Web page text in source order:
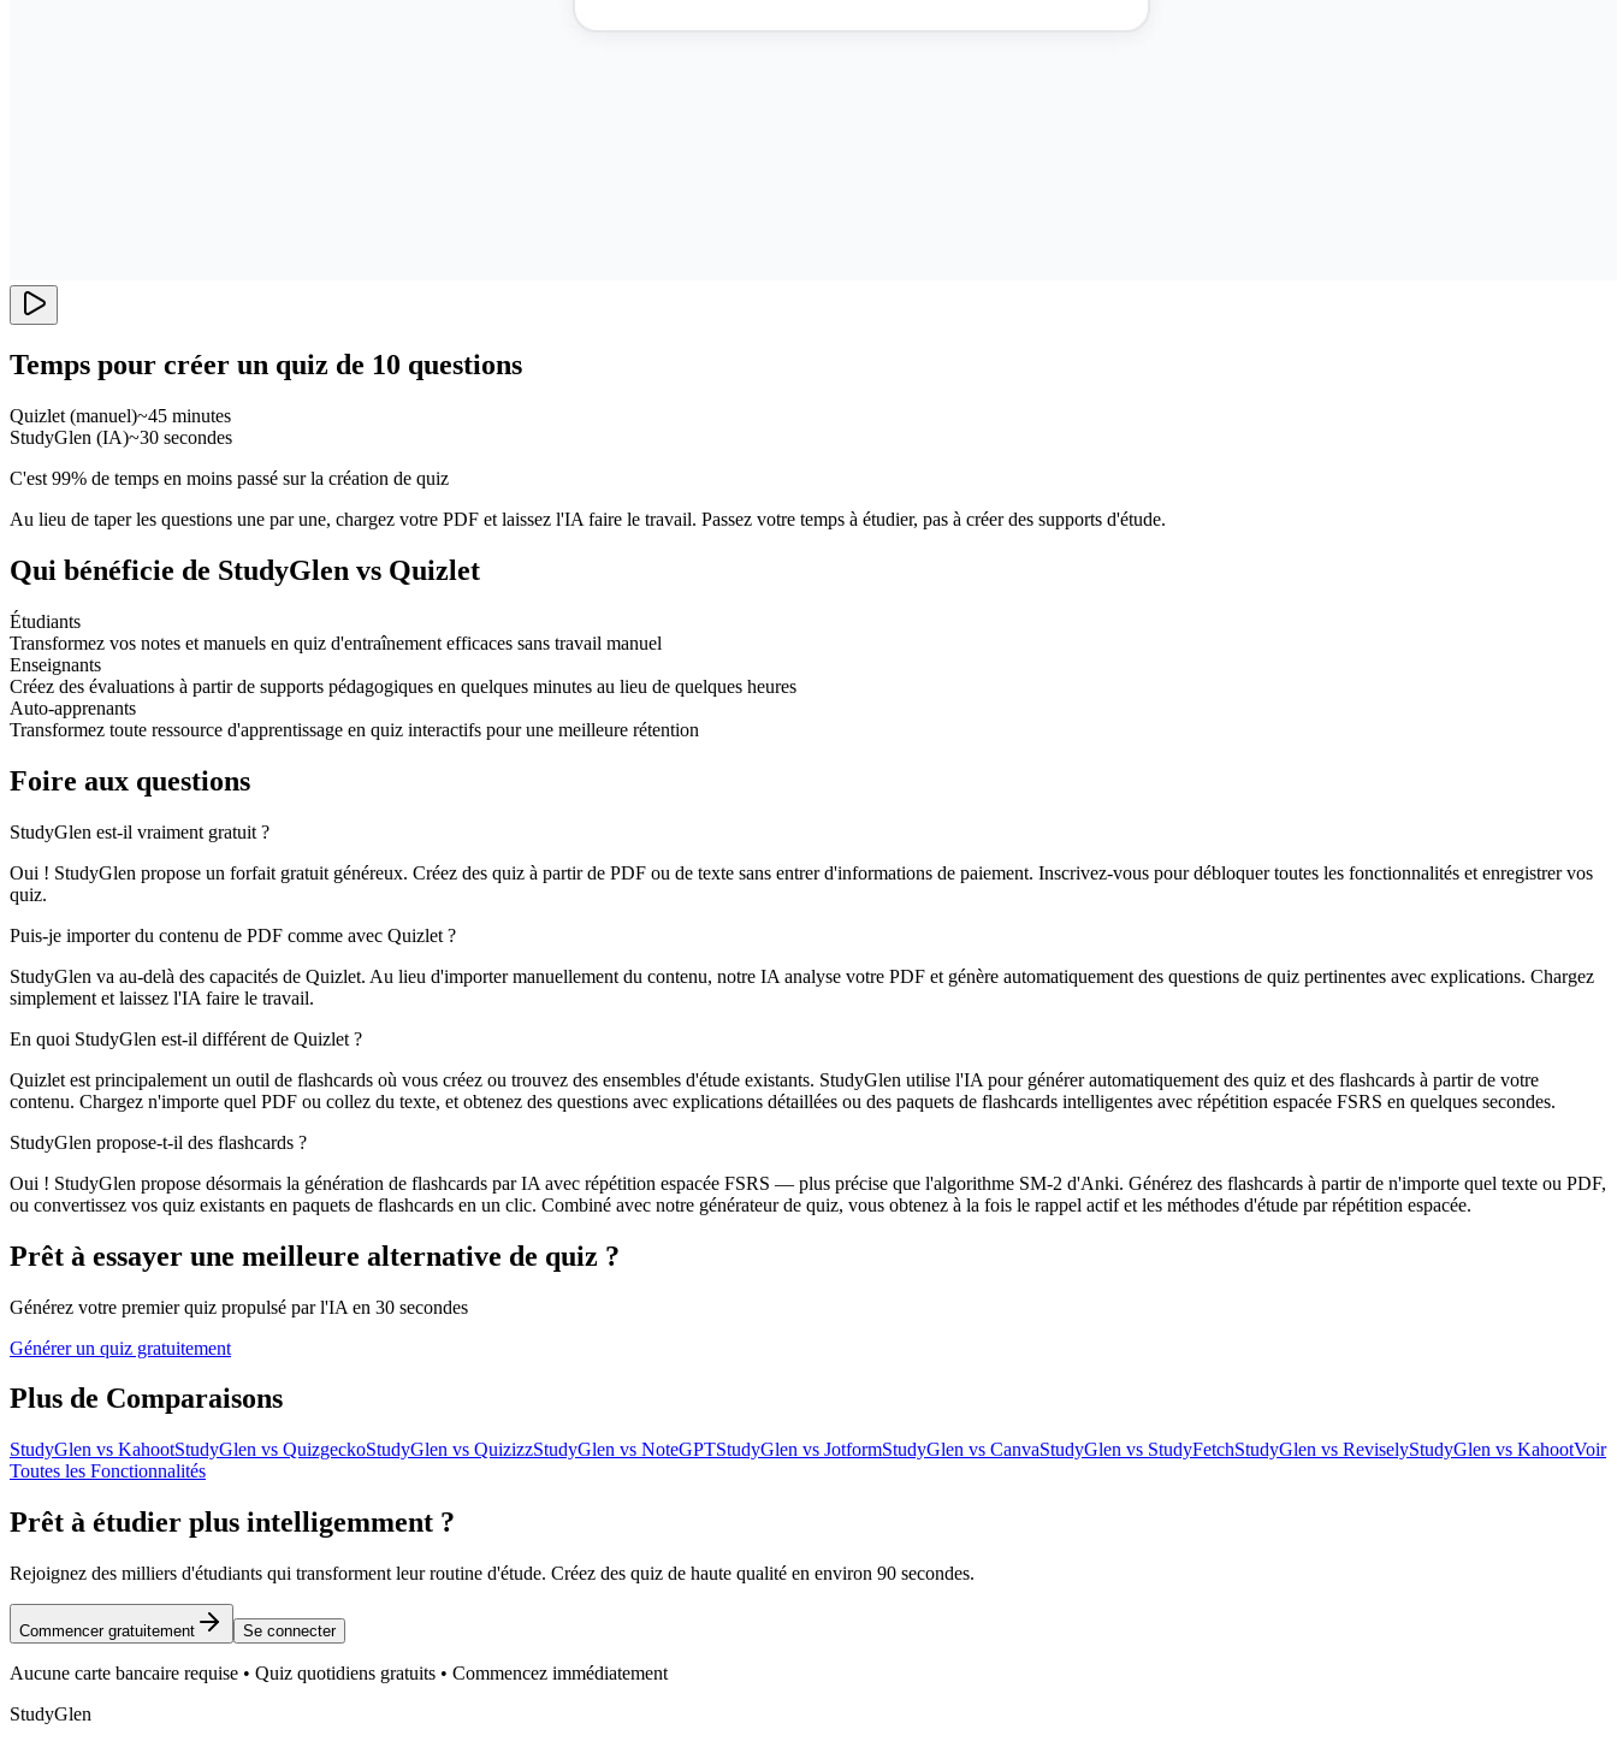
Temps pour créer un quiz de 10 questions
Quizlet (manuel)~45 minutes
StudyGlen (IA)~30 secondes
C'est 99% de temps en moins passé sur la création de quiz
Au lieu de taper les questions une par une, chargez votre PDF et laissez l'IA faire le travail. Passez votre temps à étudier, pas à créer des supports d'étude.
Qui bénéficie de StudyGlen vs Quizlet
Étudiants
Transformez vos notes et manuels en quiz d'entraînement efficaces sans travail manuel
Enseignants
Créez des évaluations à partir de supports pédagogiques en quelques minutes au lieu de quelques heures
Auto-apprenants
Transformez toute ressource d'apprentissage en quiz interactifs pour une meilleure rétention
Foire aux questions
StudyGlen est-il vraiment gratuit ?
Oui ! StudyGlen propose un forfait gratuit généreux. Créez des quiz à partir de PDF ou de texte sans entrer d'informations de paiement. Inscrivez-vous pour débloquer toutes les fonctionnalités et enregistrer vos
quiz.
Puis-je importer du contenu de PDF comme avec Quizlet ?
StudyGlen va au-delà des capacités de Quizlet. Au lieu d'importer manuellement du contenu, notre IA analyse votre PDF et génère automatiquement des questions de quiz pertinentes avec explications. Chargez
simplement et laissez l'IA faire le travail.
En quoi StudyGlen est-il différent de Quizlet ?
Quizlet est principalement un outil de flashcards où vous créez ou trouvez des ensembles d'étude existants. StudyGlen utilise l'IA pour générer automatiquement des quiz et des flashcards à partir de votre
contenu. Chargez n'importe quel PDF ou collez du texte, et obtenez des questions avec explications détaillées ou des paquets de flashcards intelligentes avec répétition espacée FSRS en quelques secondes.
StudyGlen propose-t-il des flashcards ?
Oui ! StudyGlen propose désormais la génération de flashcards par IA avec répétition espacée FSRS — plus précise que l'algorithme SM-2 d'Anki. Générez des flashcards à partir de n'importe quel texte ou PDF,
ou convertissez vos quiz existants en paquets de flashcards en un clic. Combiné avec notre générateur de quiz, vous obtenez à la fois le rappel actif et les méthodes d'étude par répétition espacée.
Prêt à essayer une meilleure alternative de quiz ?
Générez votre premier quiz propulsé par l'IA en 30 secondes
Générer un quiz gratuitement
Plus de Comparaisons
StudyGlen vs KahootStudyGlen vs QuizgeckoStudyGlen vs QuizizzStudyGlen vs NoteGPTStudyGlen vs JotformStudyGlen vs CanvaStudyGlen vs StudyFetchStudyGlen vs ReviselyStudyGlen vs KahootVoir
Toutes les Fonctionnalités
Prêt à étudier plus intelligemment ?
Rejoignez des milliers d'étudiants qui transforment leur routine d'étude. Créez des quiz de haute qualité en environ 90 secondes.
Commencer gratuitement Se connecter
Aucune carte bancaire requise • Quiz quotidiens gratuits • Commencez immédiatement
StudyGlen